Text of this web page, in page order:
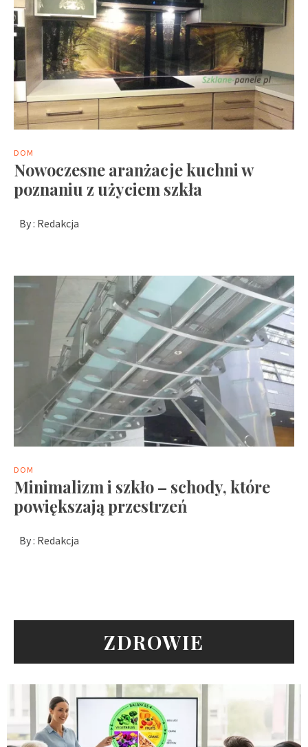
DOM
Nowoczesne aranżacje kuchni w
poznaniu z użyciem szkła
By : Redakcja
DOM
Minimalizm i szkło – schody, które
powiększają przestrzeń
By : Redakcja
ZDROWIE